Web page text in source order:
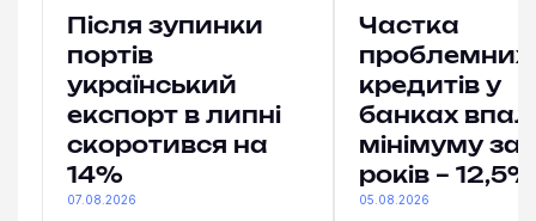
Після зупинки
портів
український
експорт в липні
скоротився на
14%
07.08.2026
Частка
проблемних
кредитів у
банках
мінімуму за
років – 12,5%
05.08.2026